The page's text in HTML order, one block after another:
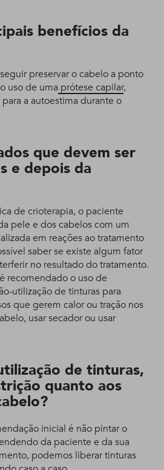
benefícios da
preservar o cabelo a ponto
uso de uma prótese capilar,
a autoestima durante o
que devem ser
e depois da
de crioterapia, o paciente
pele e dos cabelos com um
em reações ao tratamento
saber se existe algum fator
no resultado do tratamento.
recomendado o uso de
utilização de tinturas para
que gerem calor ou tração nos
usar secador ou usar
de tinturas,
quanto aos
inicial é não pintar o
da paciente e da sua
podemos liberar tinturas